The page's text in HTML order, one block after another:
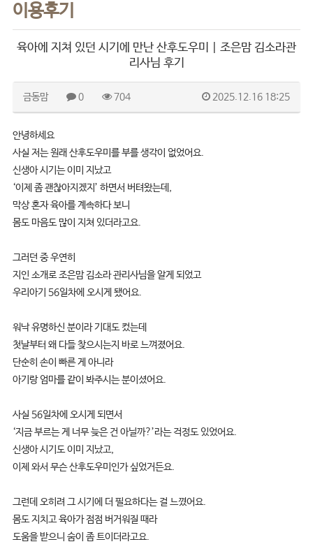
이용후기
육아에 지쳐 있던 시기에 만난 산후도우미 | 조은맘 김소라관
리사님 후기
금동맘 0 704 2025.12.16 18:25
안녕하세요
사실 저는 원래 산후도우미를 부를 생각이 없었어요.
신생아 시기는 이미 지났고
‘이제 좀 괜찮아지겠지’ 하면서 버텨왔는데,
막상 혼자 육아를 계속하다 보니
몸도 마음도 많이 지쳐 있더라고요.
그러던 중 우연히
지인 소개로 조은맘 김소라 관리사님을 알게 되었고
우리아기 56일차에 오시게 됐어요.
워낙 유명하신 분이라 기대도 컸는데
첫날부터 왜 다들 찾으시는지 바로 느껴졌어요.
단순히 손이 빠른 게 아니라
아기랑 엄마를 같이 봐주시는 분이셨어요.
사실 56일차에 오시게 되면서
‘지금 부르는 게 너무 늦은 건 아닐까?’라는 걱정도 있었어요.
신생아 시기도 이미 지났고,
이제 와서 무슨 산후도우미인가 싶었거든요.
그런데 오히려 그 시기에 더 필요하다는 걸 느꼈어요.
몸도 지치고 육아가 점점 버거워질 때라
도움을 받으니 숨이 좀 트이더라고요.